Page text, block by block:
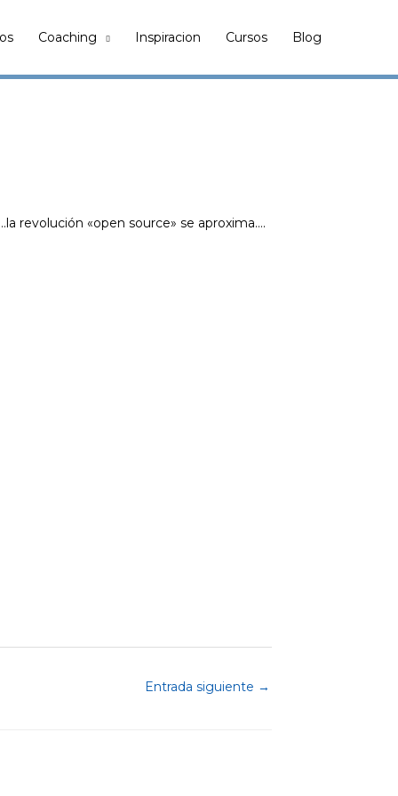
Coaching Inspiracion Cursos Blog
revolución «open source» se aproxima….
Entrada siguiente →